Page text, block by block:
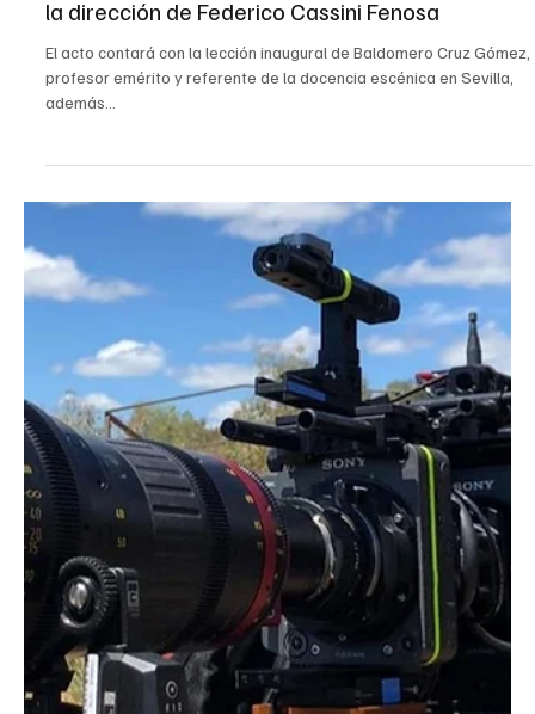
Oct 1, 2025 3 min read
Noticias
El Festival de Ópera de Sevilla se transforma:
Monteverdi en la Real Fábrica de Artillería y en la reinterpretación...